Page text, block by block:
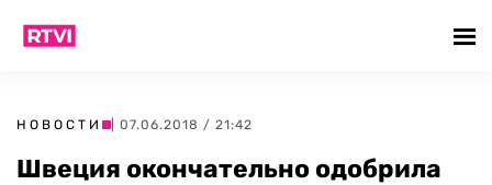
НОВОСТИ | 07.06.2018 / 21:42
Швеция окончательно одобрила